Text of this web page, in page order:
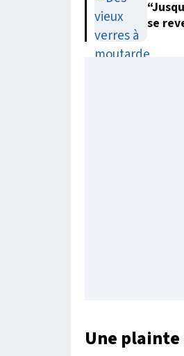
se
Une plainte